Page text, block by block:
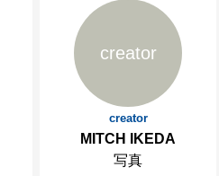
creator
creator
MITCH IKEDA
写真